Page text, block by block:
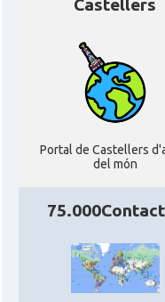
CAMON
CAMON
CAMON
CAMON
CAMON
Castellers
Portal de Castellers
del món